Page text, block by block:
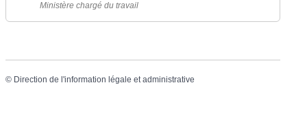
Ministère chargé du travail
© Direction de l'information légale et administrative